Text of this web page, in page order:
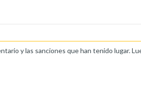
y las sanciones que han tenido lugar.